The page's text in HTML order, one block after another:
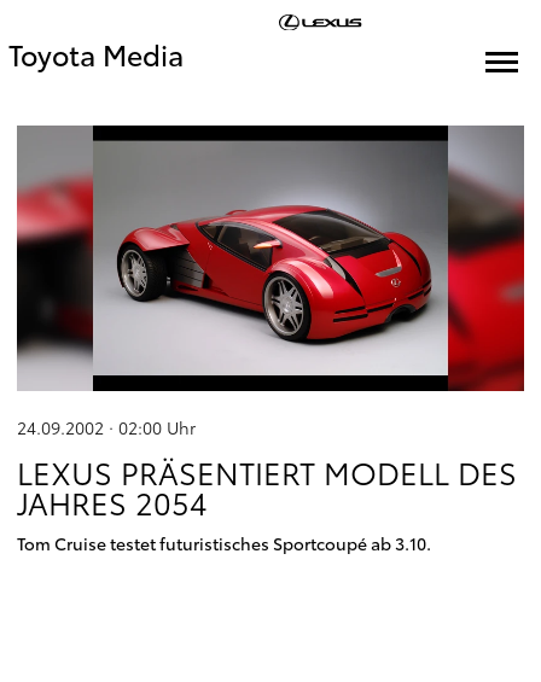
Toyota Media
24.09.2002 · 02:00 Uhr
LEXUS PRÄSENTIERT MODELL DES
JAHRES 2054
Tom Cruise testet futuristisches Sportcoupé ab 3.10.